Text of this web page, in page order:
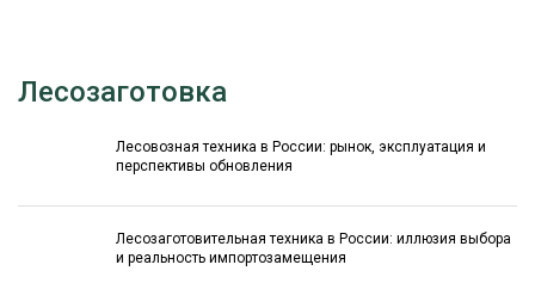
Лесозаготовка
Лесовозная техника в России: рынок, эксплуатация и
перспективы обновления
Лесозаготовительная техника в России: иллюзия выбора
и реальность импортозамещения